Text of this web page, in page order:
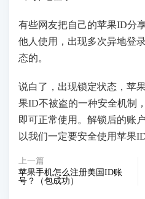
有些网友把自己的苹果ID分
他人使用，出现多次异地登
态的。
说白了，出现锁定状态，苹
果ID不被盗的一种安全机制
即可正常使用。解锁后的账
以我们一定要安全使用苹果ID
上一篇
苹果手机怎么注册美国ID账
号？（包成功）